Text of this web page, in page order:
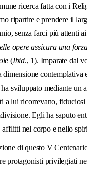
ricerca fatta con i
ripartire e prendere il
senza farci più attenti
opere assicura una
(Ibid., 1). Imparate dal
dimensione contemplativa
sviluppato mediante un
a lui ricorrevano,
Egli ha saputo
nel corpo e nello
di questo V
protagonisti privilegiati